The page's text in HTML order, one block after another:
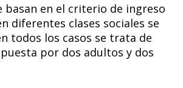
basan en el criterio de ingreso
diferentes clases sociales se
todos los casos se trata de
por dos adultos y dos